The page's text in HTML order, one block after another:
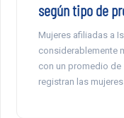
según tipo de
Mujeres afiliadas a
considerablemente
con un promedio de
registran las